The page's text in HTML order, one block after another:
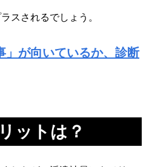
スされるでしょう。
」が向いているか、診断
ットは？